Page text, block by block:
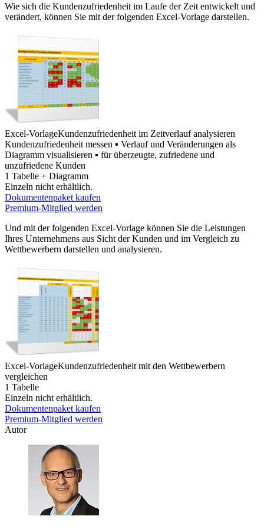
Wie sich die Kundenzufriedenheit im Laufe der Zeit entwickelt und
verändert, können Sie mit der folgenden Excel-Vorlage darstellen.
Excel-VorlageKundenzufriedenheit im Zeitverlauf analysieren
Kundenzufriedenheit messen ▪ Verlauf und Veränderungen als
Diagramm visualisieren ▪ für überzeugte, zufriedene und
unzufriedene Kunden
1 Tabelle + Diagramm
Einzeln nicht erhältlich.
Dokumentenpaket kaufen
Premium-Mitglied werden
Und mit der folgenden Excel-Vorlage können Sie die Leistungen
Ihres Unternehmens aus Sicht der Kunden und im Vergleich zu
Wettbewerbern darstellen und analysieren.
Excel-VorlageKundenzufriedenheit mit den Wettbewerbern
vergleichen
1 Tabelle
Einzeln nicht erhältlich.
Dokumentenpaket kaufen
Premium-Mitglied werden
Autor